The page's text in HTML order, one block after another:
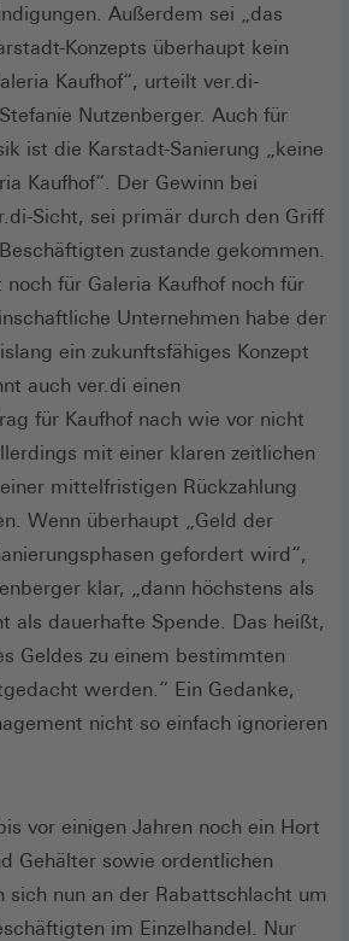
Außerdem sei „das
Konzepts überhaupt kein
Kaufhof“, urteilt ver.di-
Nutzenberger. Auch für
ist die Karstadt-Sanierung „keine
Kaufhof“. Der Gewinn bei
Sicht, sei primär durch den Griff
zustande gekommen.
für Galeria Kaufhof noch für
Unternehmen habe der
ein zukunftsfähiges Konzept
auch ver.di einen
für Kaufhof nach wie vor nicht
mit einer klaren zeitlichen
mittelfristigen Rückzahlung
Wenn überhaupt „Geld der
gefordert wird“,
klar, „dann höchstens als
als dauerhafte Spende. Das heißt,
Geldes zu einem bestimmten
werden.“ Ein Gedanke,
nicht so einfach ignorieren
vor einigen Jahren noch ein Hort
Gehälter sowie ordentlichen
sich nun an der Rabattschlacht um
im Einzelhandel. Nur